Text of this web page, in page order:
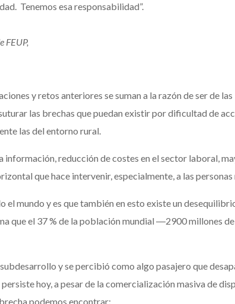
Tenemos esa responsabilidad”.
FEUP,
y retos anteriores se suman a la razón de ser de
las brechas que puedan existir por dificultad de
las del entorno rural.
información, reducción de costes en el sector laboral,
que hace intervenir, especialmente, a las personas
el mundo y es que también en esto existe un
que el 37 % de la población mundial ―2900 millones
y se percibió como algo pasajero que
hoy, a pesar de la comercialización masiva de
podemos encontrar: